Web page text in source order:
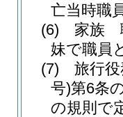
亡当時職
(6)
家族
妹で職員
(7)
旅行
号)第6条
の規則で